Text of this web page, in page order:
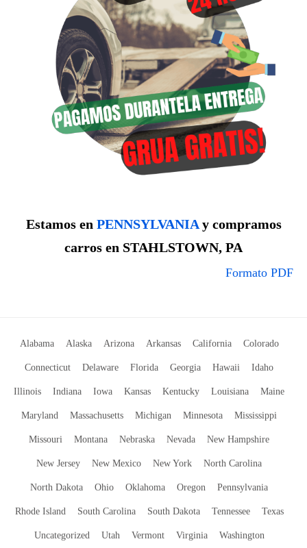
Estamos en PENNSYLVANIAy compramos
carros en STAHLSTOWN, PA
Formato PDF
Alabama Alaska Arizona Arkansas California Colorado
Connecticut Delaware Florida Georgia Hawaii Idaho
Illinois Indiana Iowa Kansas Kentucky Louisiana Maine
Maryland Massachusetts Michigan Minnesota Mississippi
Missouri Montana Nebraska Nevada New Hampshire
New Jersey New Mexico New York North Carolina
North Dakota Ohio Oklahoma Oregon Pennsylvania
Rhode Island South Carolina South Dakota Tennessee Texas
Uncategorized Utah Vermont Virginia Washington